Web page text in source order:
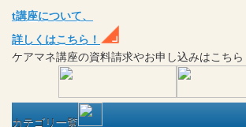
t講座について、
詳しくはこちら！
ケアマネ講座の資料請求やお申し込みはこちら
カテゴリ一覧